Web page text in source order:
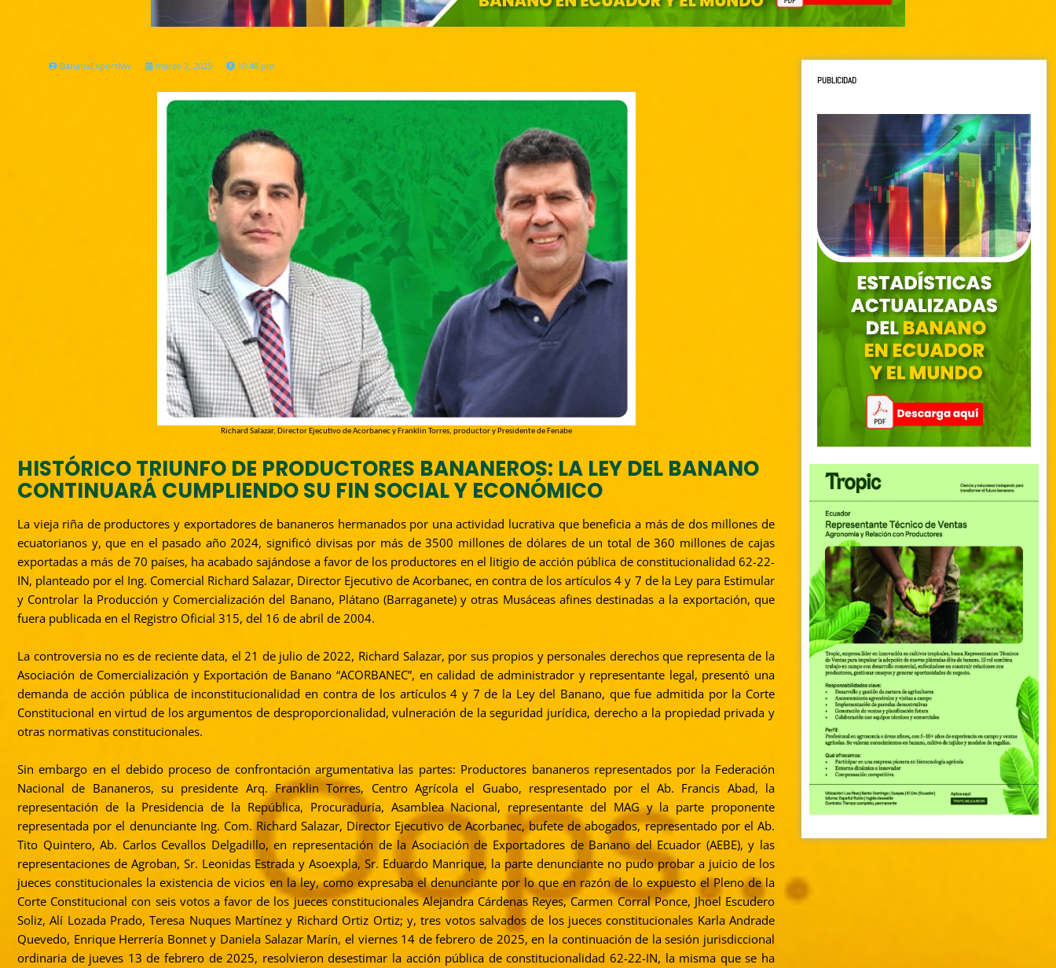
BananaExportNw marzo 2, 2025 10:48 pm
Richard Salazar, Director Ejecutivo de Acorbanec y Franklin Torres, productor y Presidente de Fenabe
HISTÓRICO TRIUNFO DE PRODUCTORES BANANEROS: LA LEY DEL BANANO
CONTINUARÁ CUMPLIENDO SU FIN SOCIAL Y ECONÓMICO
La vieja riña de productores y exportadores de bananeros hermanados por una actividad lucrativa que beneficia a más de dos millones de
ecuatorianos y, que en el pasado año 2024, significó divisas por más de 3500 millones de dólares de un total de 360 millones de cajas
exportadas a más de 70 países, ha acabado sajándose a favor de los productores en el litigio de acción pública de constitucionalidad 62-22-
IN, planteado por el Ing. Comercial Richard Salazar, Director Ejecutivo de Acorbanec, en contra de los artículos 4 y 7 de la Ley para Estimular
y Controlar la Producción y Comercialización del Banano, Plátano (Barraganete) y otras Musáceas afines destinadas a la exportación, que
fuera publicada en el Registro Oficial 315, del 16 de abril de 2004.
La controversia no es de reciente data, el 21 de julio de 2022, Richard Salazar, por sus propios y personales derechos que representa de la
Asociación de Comercialización y Exportación de Banano “ACORBANEC”, en calidad de administrador y representante legal, presentó una
demanda de acción pública de inconstitucionalidad en contra de los artículos 4 y 7 de la Ley del Banano, que fue admitida por la Corte
Constitucional en virtud de los argumentos de desproporcionalidad, vulneración de la seguridad jurídica, derecho a la propiedad privada y
otras normativas constitucionales.
Sin embargo en el debido proceso de confrontación argumentativa las partes: Productores bananeros representados por la Federación
Nacional de Bananeros, su presidente Arq. Franklin Torres, Centro Agrícola el Guabo, respresentado por el Ab. Francis Abad, la
representación de la Presidencia de la República, Procuraduría, Asamblea Nacional, representante del MAG y la parte proponente
representada por el denunciante Ing. Com. Richard Salazar, Director Ejecutivo de Acorbanec, bufete de abogados, representado por el Ab.
Tito Quintero, Ab. Carlos Cevallos Delgadillo, en representación de la Asociación de Exportadores de Banano del Ecuador (AEBE), y las
representaciones de Agroban, Sr. Leonidas Estrada y Asoexpla, Sr. Eduardo Manrique, la parte denunciante no pudo probar a juicio de los
jueces constitucionales la existencia de vicios en la ley, como expresaba el denunciante por lo que en razón de lo expuesto el Pleno de la
Corte Constitucional con seis votos a favor de los jueces constitucionales Alejandra Cárdenas Reyes, Carmen Corral Ponce, Jhoel Escudero
Soliz, Alí Lozada Prado, Teresa Nuques Martínez y Richard Ortiz Ortiz; y, tres votos salvados de los jueces constitucionales Karla Andrade
Quevedo, Enrique Herrería Bonnet y Daniela Salazar Marín, el viernes 14 de febrero de 2025, en la continuación de la sesión jurisdiccional
ordinaria de jueves 13 de febrero de 2025, resolvieron desestimar la acción pública de constitucionalidad 62-22-IN, la misma que se ha
PUBLICIDAD